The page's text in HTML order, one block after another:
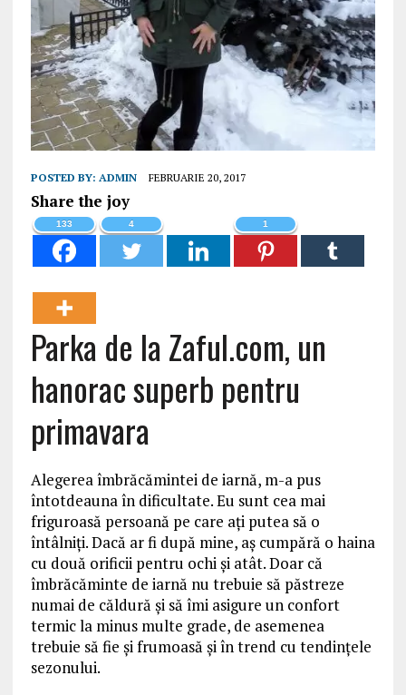
POSTED BY: ADMIN FEBRUARIE 20, 2017
Share the joy
133 4 1
Parka de la Zaful.com, un
hanorac superb pentru
primavara
Alegerea îmbrăcămintei de iarnă, m-a pus
întotdeauna în dificultate. Eu sunt cea mai
friguroasă persoană pe care aţi putea să o
întâlniţi. Dacă ar fi după mine, aş cumpără o haina
cu două orificii pentru ochi şi atât. Doar că
îmbrăcăminte de iarnă nu trebuie să păstreze
numai de căldură şi să îmi asigure un confort
termic la minus multe grade, de asemenea
trebuie să fie şi frumoasă şi în trend cu tendinţele
sezonului.